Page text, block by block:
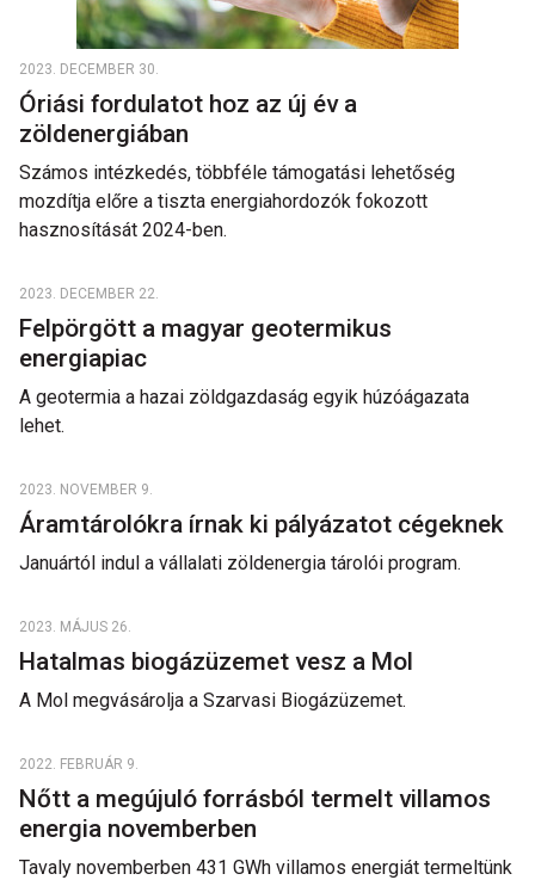
2023. DECEMBER 30.
Óriási fordulatot hoz az új év a
zöldenergiában
Számos intézkedés, többféle támogatási lehetőség
mozdítja előre a tiszta energiahordozók fokozott
hasznosítását 2024-ben.
2023. DECEMBER 22.
Felpörgött a magyar geotermikus
energiapiac
A geotermia a hazai zöldgazdaság egyik húzóágazata
lehet.
2023. NOVEMBER 9.
Áramtárolókra írnak ki pályázatot cégeknek
Januártól indul a vállalati zöldenergia tárolói program.
2023. MÁJUS 26.
Hatalmas biogázüzemet vesz a Mol
A Mol megvásárolja a Szarvasi Biogázüzemet.
2022. FEBRUÁR 9.
Nőtt a megújuló forrásból termelt villamos
energia novemberben
Tavaly novemberben 431 GWh villamos energiát termeltünk